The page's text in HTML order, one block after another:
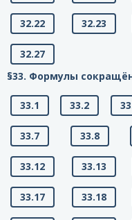
32.22 32.23
32.27
§33. Формулы
33.1 33.2
33.7 33.8
33.12 33.13
33.17 33.18